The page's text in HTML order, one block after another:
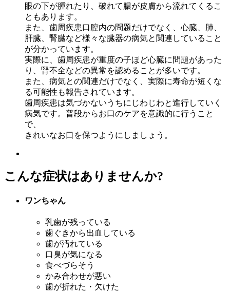
眼の下が腫れたり、破れて膿が皮膚から流れてくるこ
ともあります。
また、⻭周疾患口腔内の問題だけでなく、心臓、肺、
肝臓、腎臓など様々な臓器の病気と関連していること
が分かっています。
実際に、歯周疾患が重度の子ほど心臓に問題があった
り、腎不全などの異常を認めることが多いです。
また、病気との関連だけでなく、実際に寿命が短くな
る可能性も報告されています。
⻭周疾患は気づかないうちにじわじわと進行していく
病気です。普段からお口のケアを意識的に行うこと
で、
きれいなお口を保つようにしましょう。
こんな症状はありませんか?
ワンちゃん
乳⻭が残っている
⻭ぐきから出血している
⻭が汚れている
口臭が気になる
食べづらそう
かみ合わせが悪い
⻭が折れた・欠けた